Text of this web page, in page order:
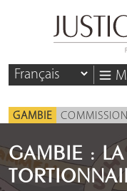
GAMBIE
GAMBIE : LA